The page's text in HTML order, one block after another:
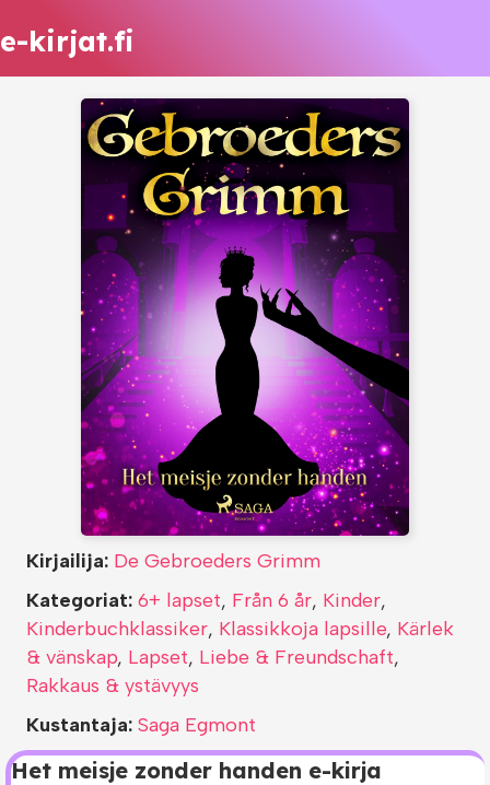
e-kirjat.fi
Het meisje zonder handen e-kirja
Kirjailija: De Gebroeders Grimm
Kategoriat: 6+ lapset, Från 6 år, Kinder,
Kinderbuchklassiker, Klassikkoja lapsille, Kärlek
& vänskap, Lapset, Liebe & Freundschaft,
Rakkaus & ystävyys
Kustantaja: Saga Egmont